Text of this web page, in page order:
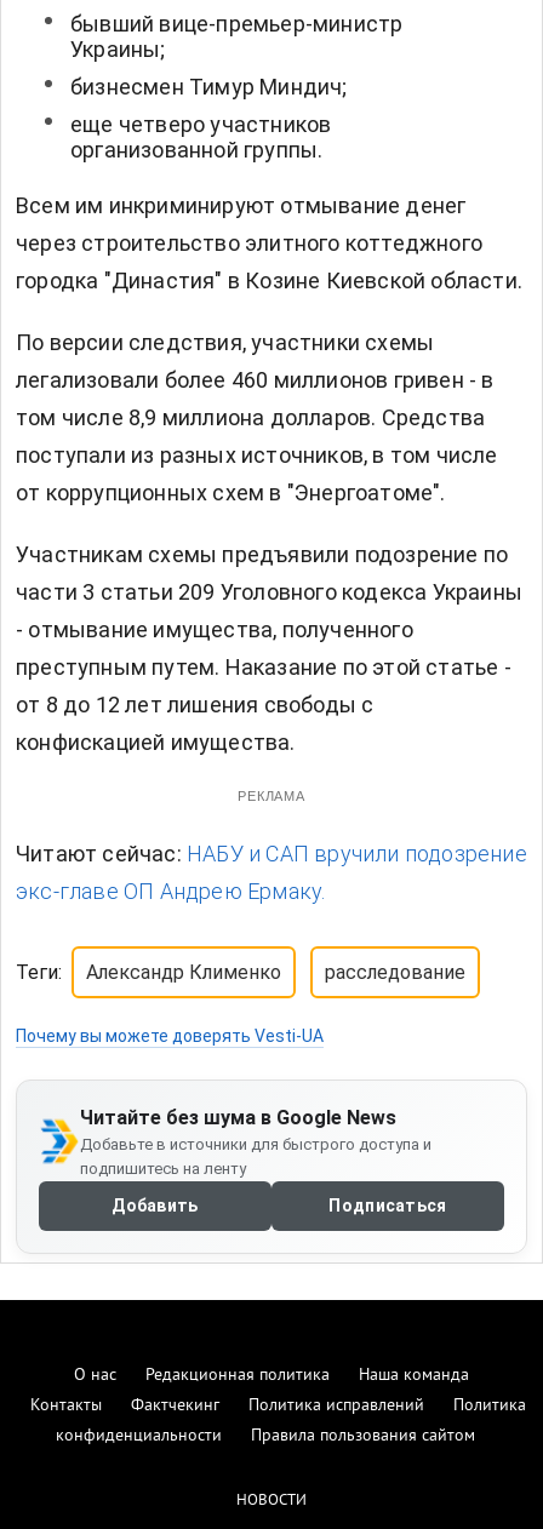
бывший вице-премьер-министр
Украины;
бизнесмен Тимур Миндич;
еще четверо участников
организованной группы.
Всем им инкриминируют отмывание денег
через строительство элитного коттеджного
городка "Династия" в Козине Киевской области.
По версии следствия, участники схемы
легализовали более 460 миллионов гривен - в
том числе 8,9 миллиона долларов. Средства
поступали из разных источников, в том числе
от коррупционных схем в "Энергоатоме".
Участникам схемы предъявили подозрение по
части 3 статьи 209 Уголовного кодекса Украины
- отмывание имущества, полученного
преступным путем. Наказание по этой статье -
от 8 до 12 лет лишения свободы с
конфискацией имущества.
РЕКЛАМА
Читают сейчас: НАБУ и САП вручили подозрение
экс-главе ОП Андрею Ермаку.
Теги: Александр Клименко расследование
Почему вы можете доверять Vesti-UA
Читайте без шума в Google News
Добавьте в источники для быстрого доступа и
подпишитесь на ленту
Добавить Подписаться
О нас Редакционная политика
Наша команда
Контакты
Фактчекинг Политика исправлений
Политика
конфиденциальности
Правила пользования сайтом
НОВОСТИ